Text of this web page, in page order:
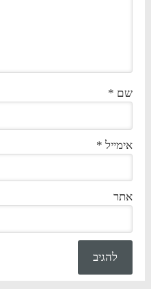
שם *
אימייל *
אתר